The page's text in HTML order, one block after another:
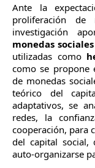
Ante la
proliferación de
investigación
monedas sociales
utilizadas como
como se propone
de monedas
teórico del
adaptativos, se
redes, la
cooperación, para
del capital social,
auto-organizarse